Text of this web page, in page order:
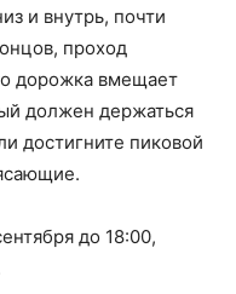
и внутрь, почти
проход
дорожка вмещает
должен держаться
достигните пиковой
до 18:00,